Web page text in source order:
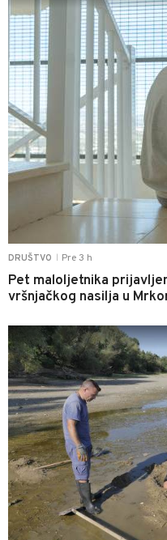
DRUŠTVO Pre 3 h
Pet maloljetnika
vršnjačkog nasilja u